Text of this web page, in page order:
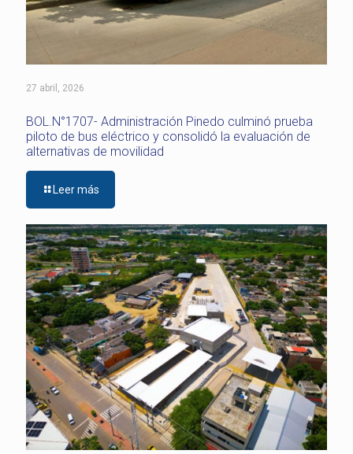
27 abril, 2026
BOL.N°1707- Administración Pinedo culminó prueba
piloto de bus eléctrico y consolidó la evaluación de
alternativas de movilidad
Leer más